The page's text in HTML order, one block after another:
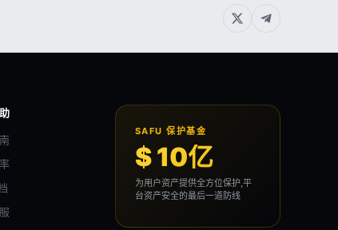
SAFU 保护基金
$ 10亿
为用户资产提供全方位保护,平
台资产安全的最后一道防线